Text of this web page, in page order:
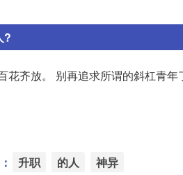
?
齐放。 别再追求所谓的斜杠青
升职 的人 神异